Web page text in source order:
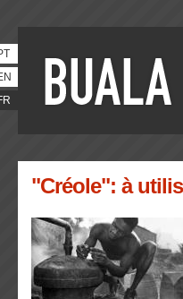
"Créole": à